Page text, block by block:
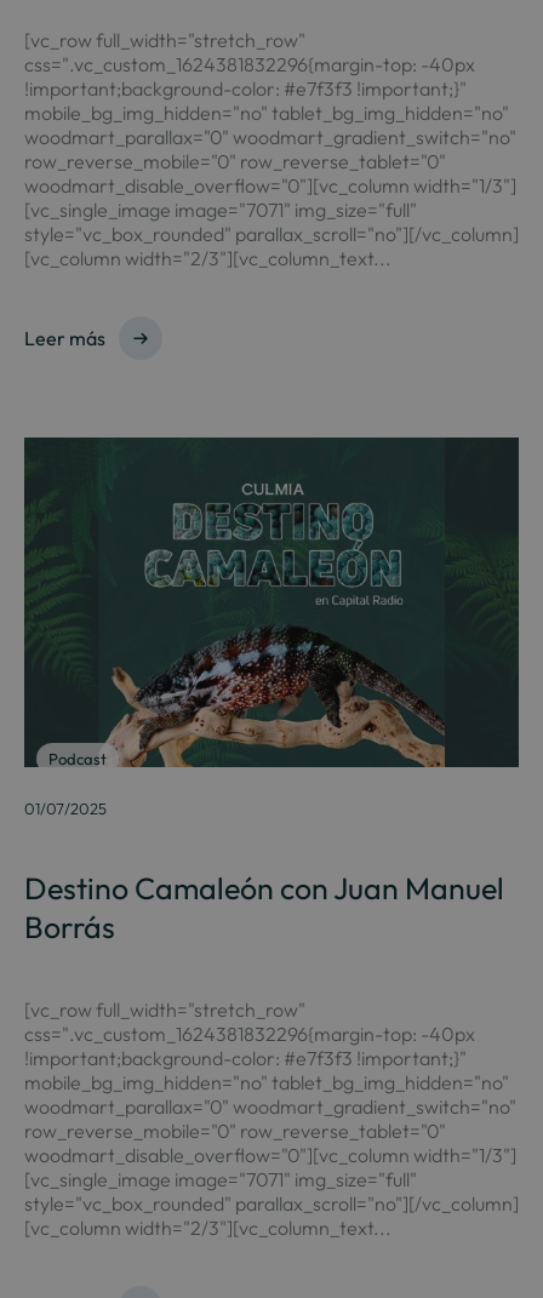
[vc_row full_width="stretch_row"
css=".vc_custom_1624381832296{margin-top: -40px
!important;background-color: #e7f3f3 !important;}"
mobile_bg_img_hidden="no" tablet_bg_img_hidden="no"
woodmart_parallax="0" woodmart_gradient_switch="no"
row_reverse_mobile="0" row_reverse_tablet="0"
woodmart_disable_overflow="0"][vc_column width="1/3"]
[vc_single_image image="7071" img_size="full"
style="vc_box_rounded" parallax_scroll="no"][/vc_column]
[vc_column width="2/3"][vc_column_text...
Leer más
Podcast
01/07/2025
Destino Camaleón con Juan Manuel
Borrás
[vc_row full_width="stretch_row"
css=".vc_custom_1624381832296{margin-top: -40px
!important;background-color: #e7f3f3 !important;}"
mobile_bg_img_hidden="no" tablet_bg_img_hidden="no"
woodmart_parallax="0" woodmart_gradient_switch="no"
row_reverse_mobile="0" row_reverse_tablet="0"
woodmart_disable_overflow="0"][vc_column width="1/3"]
[vc_single_image image="7071" img_size="full"
style="vc_box_rounded" parallax_scroll="no"][/vc_column]
[vc_column width="2/3"][vc_column_text...